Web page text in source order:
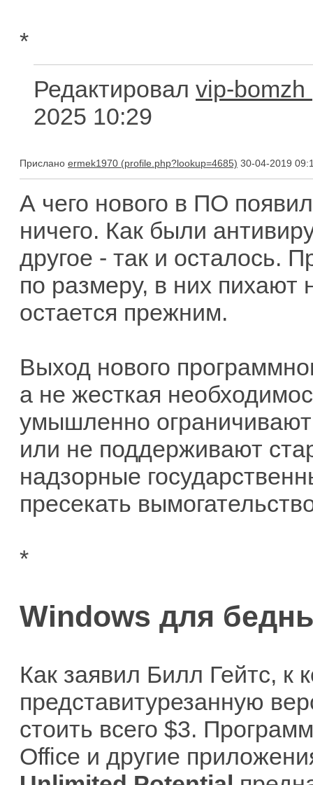
*
Редактировал vip-bomzh
2025 10:29
Прислано ermek1970 30-04-2019
А чего нового в ПО
ничего. Как были
другое - так и осталось.
по размеру, в них
остается прежним.
Выход нового
а не жесткая
умышленно ограничивают
или не поддерживают
надзорные
пресекать
*
Windows для
Как заявил Билл Гейтс, к
представитурезанную
стоить всего $3.
Office и другие